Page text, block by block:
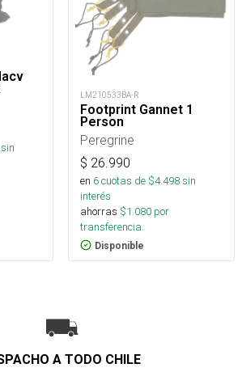
sin
LM210533BA-R
Footprint Gannet 1
Person
Peregrine
$ 26.990
en 6cuotas de $4.498sin
interés
ahorras $1.080 por
transferencia.
Disponible
A TODO CHILE